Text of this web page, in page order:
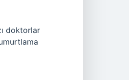
doktorlar